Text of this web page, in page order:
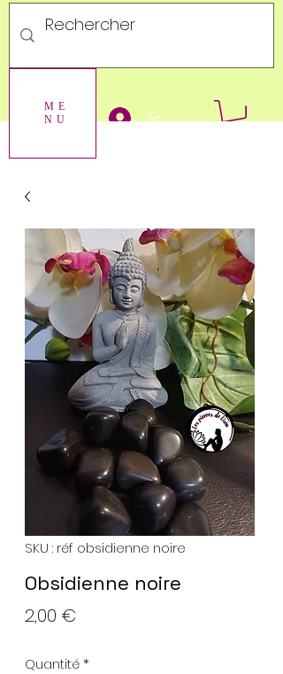
ME
NU
Se connecter
SKU : réf obsidienne noire
Obsidienne noire
2,00 €
Quantité*